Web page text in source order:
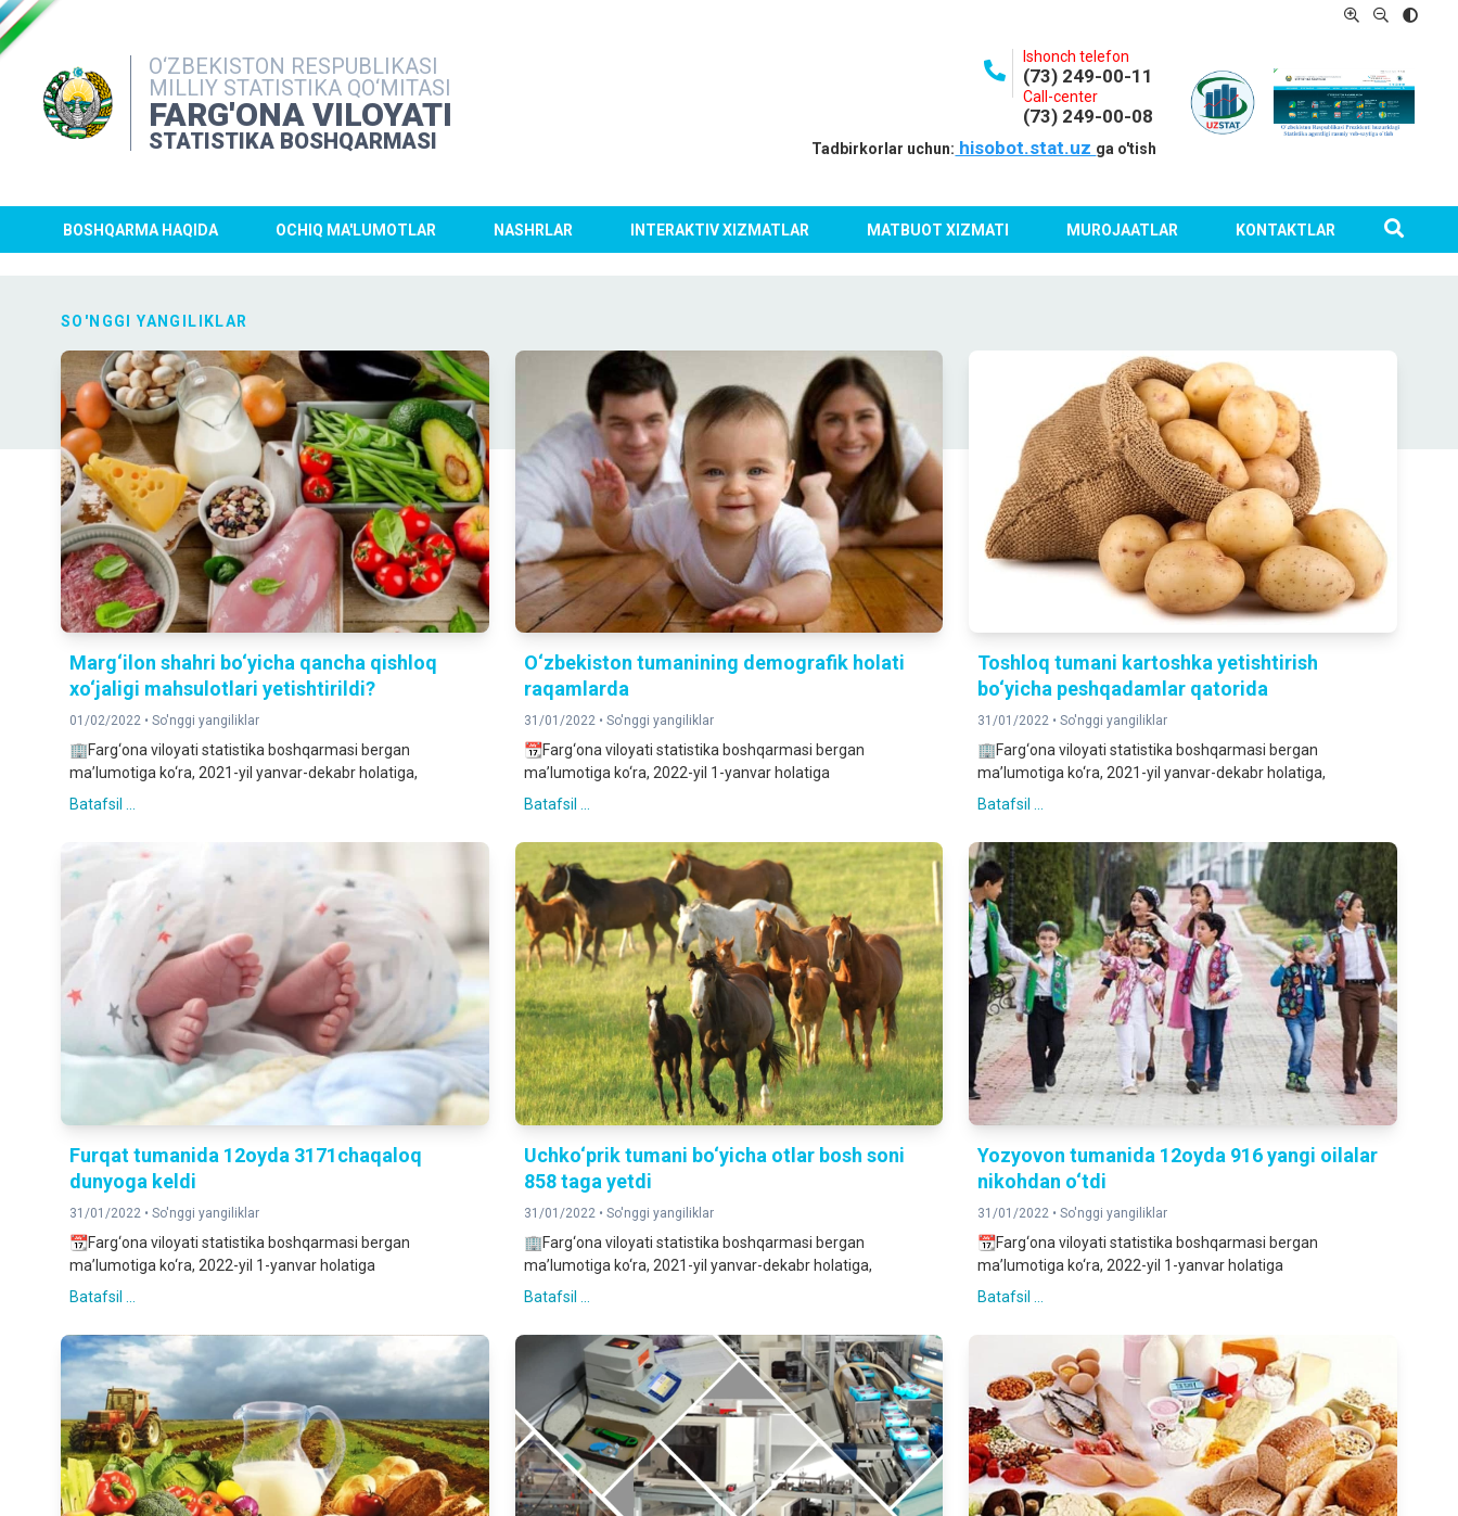
O‘ZBEKISTON RESPUBLIKASI
MILLIY STATISTIKA QO‘MITASI
FARG'ONA VILOYATI
STATISTIKA BOSHQARMASI
Ishonch telefon
(73) 249-00-11
Call-center
(73) 249-00-08
Tadbirkorlar uchun: hisobot.stat.uz ga o'tish
BOSHQARMA HAQIDA OCHIQ MA'LUMOTLAR NASHRLAR INTERAKTIV XIZMATLAR MATBUOT XIZMATI MUROJAATLAR KONTAKTLAR
SO'NGGI YANGILIKLAR
Marg‘ilon shahri bo‘yicha qancha qishloq
xo‘jaligi mahsulotlari yetishtirildi?
01/02/2022 • So'nggi yangiliklar
🏢Farg‘ona viloyati statistika boshqarmasi bergan
ma’lumotiga ko‘ra, 2021-yil yanvar-dekabr holatiga,
Batafsil ...
O‘zbekiston tumanining demografik holati
raqamlarda
31/01/2022 • So'nggi yangiliklar
📆Farg‘ona viloyati statistika boshqarmasi bergan
ma’lumotiga ko‘ra, 2022-yil 1-yanvar holatiga
Batafsil ...
Toshloq tumani kartoshka yetishtirish
bo‘yicha peshqadamlar qatorida
31/01/2022 •So'nggi yangiliklar
🏢Farg‘ona viloyati statistika boshqarmasi bergan
ma’lumotiga ko‘ra, 2021-yil yanvar-dekabr holatiga,
Batafsil ...
Furqat tumanida 12oyda 3171chaqaloq
dunyoga keldi
31/01/2022 • So'nggi yangiliklar
📆Farg‘ona viloyati statistika boshqarmasi bergan
ma’lumotiga ko‘ra, 2022-yil 1-yanvar holatiga
Batafsil ...
Uchko‘prik tumani bo‘yicha otlar bosh soni
858 taga yetdi
31/01/2022 • So'nggi yangiliklar
🏢Farg‘ona viloyati statistika boshqarmasi bergan
ma’lumotiga ko‘ra, 2021-yil yanvar-dekabr holatiga,
Batafsil ...
Yozyovon tumanida 12oyda 916 yangi oilalar
nikohdan o‘tdi
31/01/2022 •So'nggi yangiliklar
📆Farg‘ona viloyati statistika boshqarmasi bergan
ma’lumotiga ko‘ra, 2022-yil 1-yanvar holatiga
Batafsil ...